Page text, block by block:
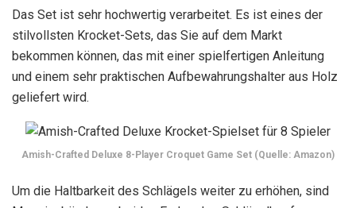
Das Set ist sehr hochwertig verarbeitet. Es ist eines der
stilvollsten Krocket-Sets, das Sie auf dem Markt
bekommen können, das mit einer spielfertigen Anleitung
und einem sehr praktischen Aufbewahrungshalter aus Holz
geliefert wird.
Amish-Crafted Deluxe 8-Player Croquet Game Set (Quelle: Amazon)
Um die Haltbarkeit des Schlägels weiter zu erhöhen, sind